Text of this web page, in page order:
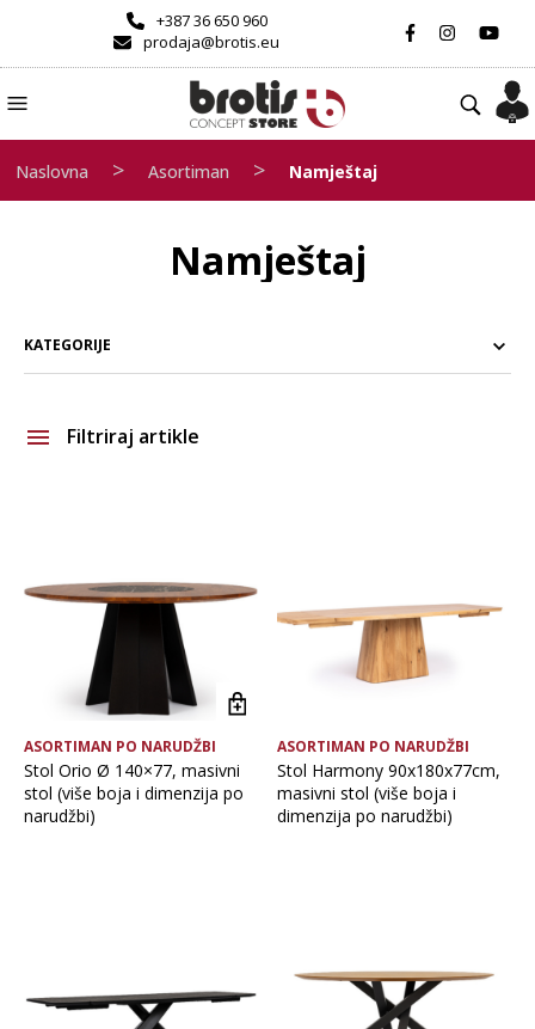
+387 36 650 960
prodaja@brotis.eu
Naslovna > Asortiman > Namještaj
Namještaj
KATEGORIJE
Filtriraj artikle
Vrsta asortimana
OČISTI FILTERE
ASORTIMAN PO NARUDŽBI
Stol Orio Ø 140×77, masivni
stol (više boja i dimenzija po
narudžbi)
ASORTIMAN PO NARUDŽBI
Stol Harmony 90x180x77cm,
masivni stol (više boja i
dimenzija po narudžbi)